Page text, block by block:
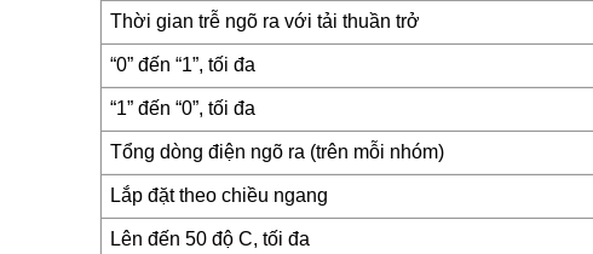
Thời gian trễ ngõ ra với tải thuần trở
“0” đến “1”, tối đa
“1” đến “0”, tối đa
Tổng dòng điện ngõ ra (trên mỗi nhóm)
Lắp đặt theo chiều ngang
Lên đến 50 độ C, tối đa